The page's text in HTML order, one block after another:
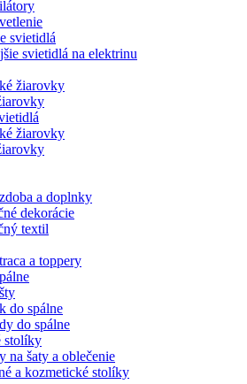
svietidlá
svietidlá na elektrinu
žiarovky
žiarovky
a doplnky
dekorácie
textil
a toppery
do spálne
do spálne
stolíky
na šaty a oblečenie
a kozmetické stolíky